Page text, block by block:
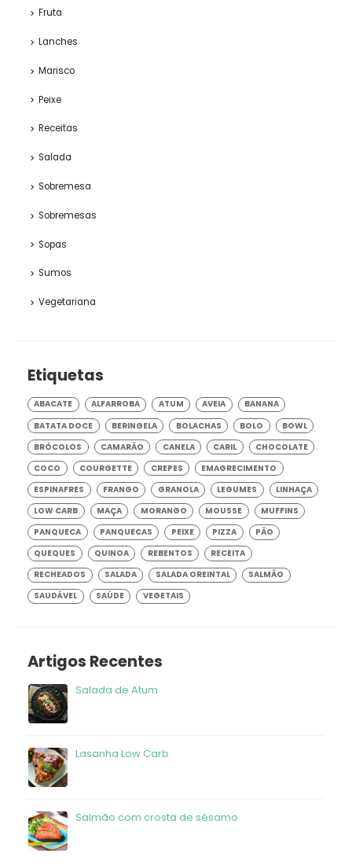
Fruta
Lanches
Marisco
Peixe
Receitas
Salada
Sobremesa
Sobremesas
Sopas
Sumos
Vegetariana
Etiquetas
ABACATE ALFARROBA ATUM AVEIA
BANANA
BATATA DOCE
BERINGELA BOLACHAS BOLO
BOWL
BRÓCOLOS
CAMARÃO CANELA CARIL
CHOCOLATE
COCO
COURGETTE CREPES
EMAGRECIMENTO
ESPINAFRES
FRANGO GRANOLA LEGUMES
LINHAÇA
LOW CARB
MAÇA MORANGO MOUSSE
MUFFINS
PANQUECA
PANQUECAS PEIXE PIZZA
PÃO
QUEQUES
QUINOA REBENTOS
RECEITA
RECHEADOS
SALADA SALADA OREINTAL
SALMÃO
SAUDÁVEL
SAÚDE VEGETAIS
Artigos Recentes
Salada de Atum
Lasanha Low Carb
Salmão com crosta de sésamo